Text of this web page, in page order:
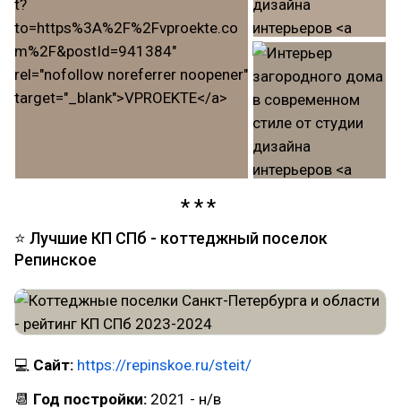
⭐ Лучшие КП СПб - коттеджный поселок
Репинское
💻 Сайт: https://repinskoe.ru/steit/
📆 Год постройки: 2021 - н/в